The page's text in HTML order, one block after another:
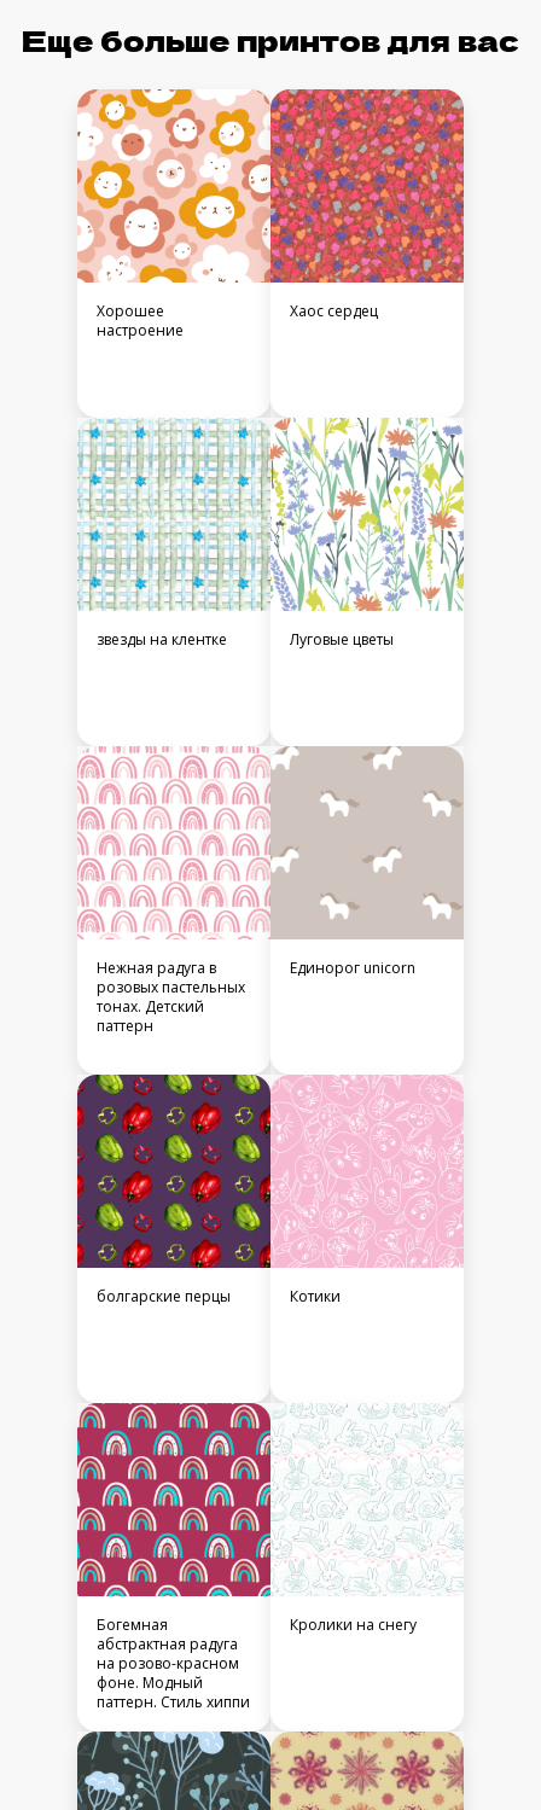
Еще больше принтов для вас
Хорошее
настроение
Хаос сердец
звезды на клентке Луговые цветы
Нежная радуга в
розовых пастельных
тонах. Детский
паттерн
Единорог unicorn
болгарские перцы Котики
Богемная
абстрактная радуга
на розово-красном
фоне. Модный
паттерн. Стиль хиппи
Кролики на снегу